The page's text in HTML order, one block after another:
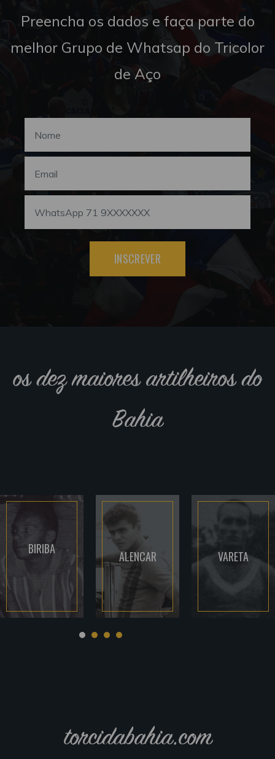
Preencha os dados e faça parte do
melhor Grupo de Whatsap do Tricolor
de Aço
INSCREVER
os dez maiores artilheiros do
Bahia
BIRIBA ALENCAR VARETA
torcidabahia.com